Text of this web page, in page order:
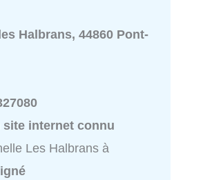
Halbrans, 44860 Pont-
site internet connu
Les Halbrans à